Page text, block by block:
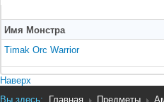
Имя Монстра
Timak Orc Warrior
Наверх
Вы здесь:
Главная Предметы